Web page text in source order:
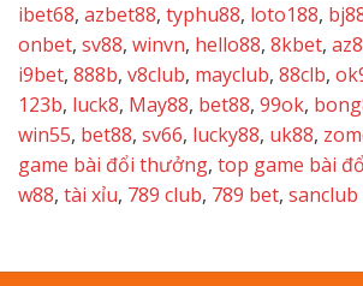
ibet68, azbet88, typhu88, loto188,
onbet, sv88, winvn, hello88, 8kbet,
i9bet, 888b, v8club, mayclub, 88clb,
123b, luck8, May88, bet88, 99ok,
win55, bet88, sv66, lucky88, uk88,
game bài đổi thưởng, top game bài
w88, tài xỉu, 789 club, 789 bet, sanclub